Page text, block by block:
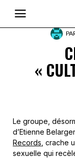
«
Le groupe,
d’Etienne
Records , crache
sexuelle qui